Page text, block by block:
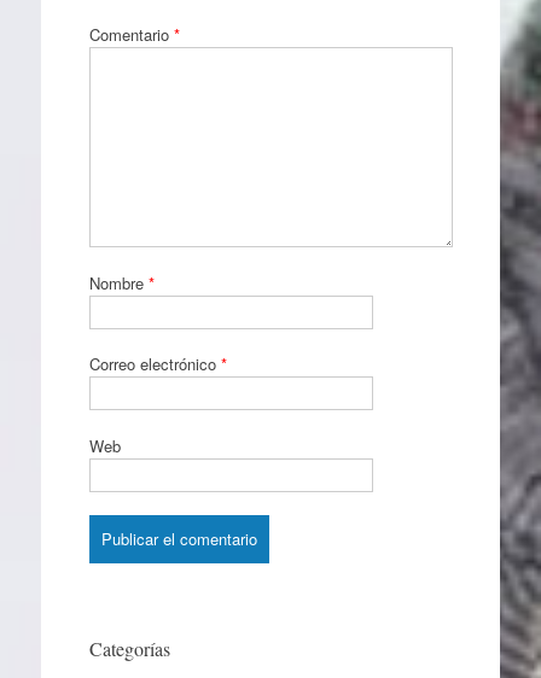
Comentario *
Nombre *
Correo electrónico *
Web
Categorías